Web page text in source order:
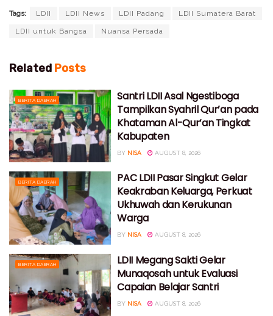
Tags: LDII LDII News LDII Padang LDII Sumatera Barat
LDII untuk Bangsa Nuansa Persada
Related Posts
BERITA DAERAH
Santri LDII Asal Ngestiboga
Tampilkan Syahril Qur’an pada
Khataman Al-Qur’an Tingkat
Kabupaten
BY NISA AUGUST 8, 2026
BERITA DAERAH
PAC LDII Pasar Singkut Gelar
Keakraban Keluarga, Perkuat
Ukhuwah dan Kerukunan
Warga
BY NISA AUGUST 8, 2026
BERITA DAERAH
LDII Megang Sakti Gelar
Munaqosah untuk Evaluasi
Capaian Belajar Santri
BY NISA AUGUST 8, 2026